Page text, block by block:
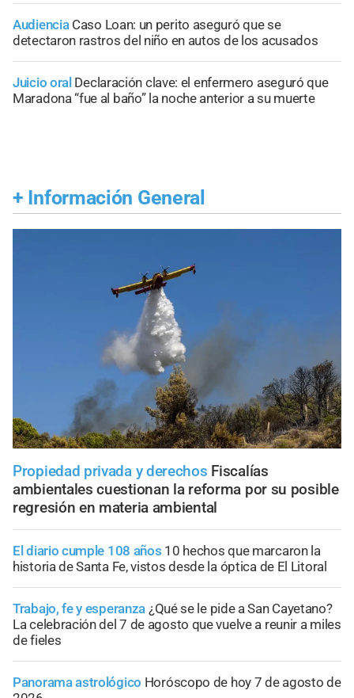
Audiencia Caso Loan: un perito aseguró que se
detectaron rastros del niño en autos de los acusados
Juicio oral Declaración clave: el enfermero aseguró que
Maradona “fue al baño” la noche anterior a su muerte
+ Información General
Propiedad privada y derechos Fiscalías
ambientales cuestionan la reforma por su posible
regresión en materia ambiental
El diario cumple 108 años 10 hechos que marcaron la
historia de Santa Fe, vistos desde la óptica de El Litoral
Trabajo, fe y esperanza ¿Qué se le pide a San Cayetano?
La celebración del 7 de agosto que vuelve a reunir a miles
de fieles
Panorama astrológico Horóscopo de hoy 7 de agosto de